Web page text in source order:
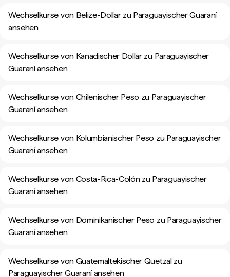
Wechselkurse von Belize-Dollar zu Paraguayischer Guaraní
ansehen
Wechselkurse von Kanadischer Dollar zu Paraguayischer
Guaraní ansehen
Wechselkurse von Chilenischer Peso zu Paraguayischer
Guaraní ansehen
Wechselkurse von Kolumbianischer Peso zu Paraguayischer
Guaraní ansehen
Wechselkurse von Costa-Rica-Colón zu Paraguayischer
Guaraní ansehen
Wechselkurse von Dominikanischer Peso zu Paraguayischer
Guaraní ansehen
Wechselkurse von Guatemaltekischer Quetzal zu
Paraguayischer Guaraní ansehen